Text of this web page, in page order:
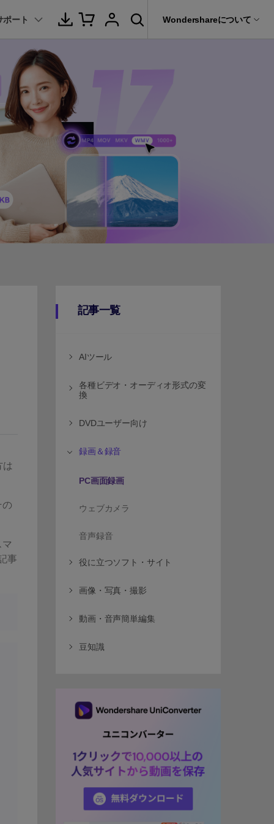
・バックアップ
ソフト
・ファイル修復ソフト
ォン管理ソフト
データ転送ソフト
を守るアプリ
サポートセンター
データ復元・転送
Dr.Fone
Recoverit
サポート Wondershareについて
音声/動画
動画・音声変換 >
動画・音声圧縮 >
動画・音声編集 > 音声をテキストに >
その他の機能 > 録画・録音 >
動画関連のコツ
動画・音楽変換
動画ダウンロード
動画圧縮
もっと見る >>
教育現場で活用
YouTube関連
活用シーン
ポート
バージョン履歴
記事一覧
AIツール
各種ビデオ・オーディオ形式の変
換
DVDユーザー向け
録画＆録音
PC画面録画
ウェブカメラ
音声録音
役に立つソフト・サイト
画像・写真・撮影
動画・音声簡単編集
豆知識
は
の
事